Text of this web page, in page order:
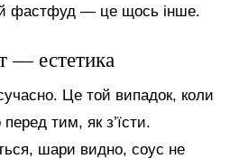
фастфуд — це щось інше.
— естетика
Це той випадок, коли
тим, як з’їсти.
шари видно, соус не